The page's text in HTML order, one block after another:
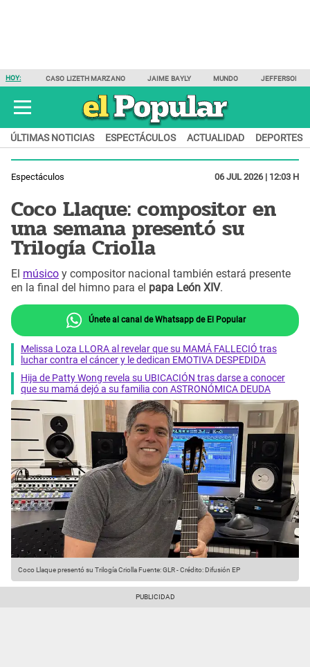
HOY: CASO LIZETH MARZANO JAIME BAYLY MUNDO JEFFERSON
ÚLTIMAS NOTICIAS ESPECTÁCULOS ACTUALIDAD DEPORTES
Espectáculos 06 JUL 2026 | 12:03 H
Coco Llaque: compositor en
una semana presentó su
Trilogía Criolla
El músico y compositor nacional también estará presente
en la final del himno para el papa León XIV.
Únete al canal de Whatsapp de El Popular
Melissa Loza LLORA al revelar que su MAMÁ FALLECIÓ tras
luchar contra el cáncer y le dedican EMOTIVA DESPEDIDA
Hija de Patty Wong revela su UBICACIÓN tras darse a conocer
que su mamá dejó a su familia con ASTRONÓMICA DEUDA
Coco Llaque presentó su Trilogía CriollaFuente: GLR-Crédito: Difusión EP